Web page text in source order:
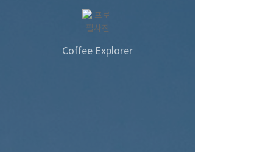
Coffee Explorer